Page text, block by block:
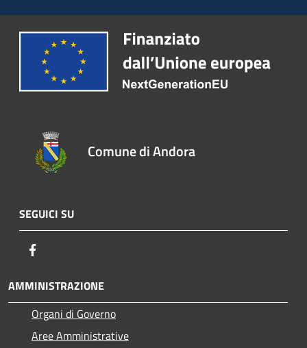
Comune di Andora
SEGUICI SU
AMMINISTRAZIONE
Organi di Governo
Aree Amministrative